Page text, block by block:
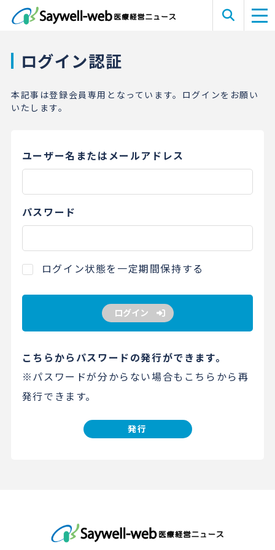
ログイン認証
本記事は登録会員専用となっています。ログインをお願い
いたします。
ユーザー名またはメールアドレス
パスワード
ログイン状態を一定期間保持する
ログイン
こちらからパスワードの発行ができます。
※パスワードが分からない場合もこちらから再
発行できます。
発行